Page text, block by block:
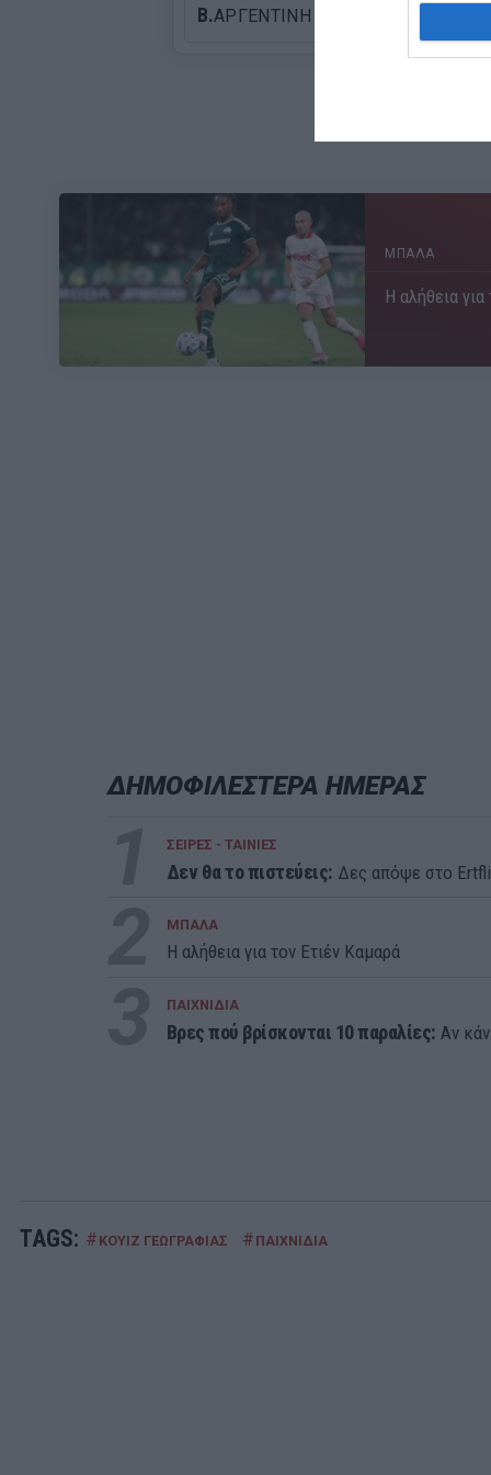
Β.ΑΡΓΕΝΤΙΝΗ
ΜΠΑΛΑ
Η αλήθεια
ΔΗΜΟΦΙΛΕΣΤΕΡΑ ΗΜΕΡΑΣ
ΣΕΙΡΕΣ - ΤΑΙΝΙΕΣ
Δεν θα το πιστεύεις: Δες απόψε στο
ΜΠΑΛΑ
Η αλήθεια για τον Ετιέν Καμαρά
ΠΑΙΧΝΙΔΙΑ
Βρες πού βρίσκονται 10 παραλίες: Αν
TAGS: # ΚΟΥΙΖ ΓΕΩΓΡΑΦΙΑΣ # ΠΑΙΧΝΙΔΙΑ